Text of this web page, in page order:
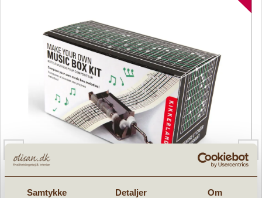
Samtykke Detaljer Om